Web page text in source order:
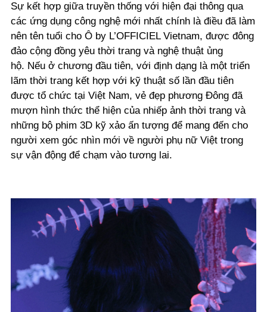
Sự kết hợp giữa truyền thống với hiện đại thông qua
các ứng dụng công nghệ mới nhất chính là điều đã làm
nên tên tuổi cho Ô by L’OFFICIEL Vietnam, được đông
đảo cộng đồng yêu thời trang và nghệ thuật ủng
hộ. Nếu ở chương đầu tiên, với định dạng là một triển
lãm thời trang kết hợp với kỹ thuật số lần đầu tiên
được tổ chức tại Việt Nam, vẻ đẹp phương Đông đã
mượn hình thức thể hiện của nhiếp ảnh thời trang và
những bộ phim 3D kỹ xảo ấn tượng để mang đến cho
người xem góc nhìn mới về người phụ nữ Việt trong
sự vận động để chạm vào tương lai.